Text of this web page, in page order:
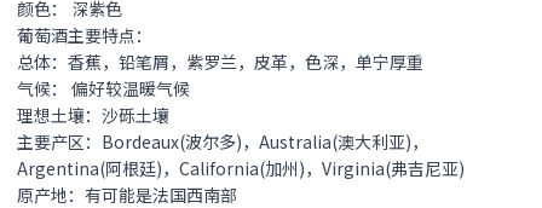
颜色： 深紫色
葡萄酒主要特点：
总体：香蕉，铅笔屑，紫罗兰，皮革，色深，单宁厚重
气候： 偏好较温暖气候
理想土壤：沙砾土壤
主要产区：Bordeaux(波尔多)，Australia(澳大利亚)，
Argentina(阿根廷)，California(加州)，Virginia(弗吉尼亚)
原产地：有可能是法国西南部